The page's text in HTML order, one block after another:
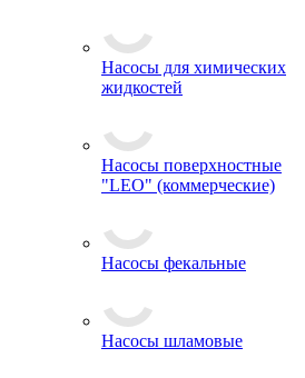
Насосы для химических
жидкостей
Насосы поверхностные
"LEO" (коммерческие)
Насосы фекальные
Насосы шламовые